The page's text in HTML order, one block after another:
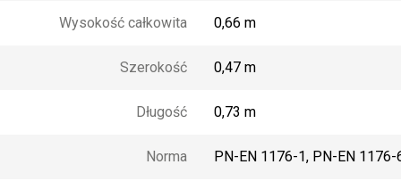
Wysokość całkowita 0,66 m
Szerokość 0,47 m
Długość 0,73 m
Norma PN-EN 1176-1, PN-EN 1176-